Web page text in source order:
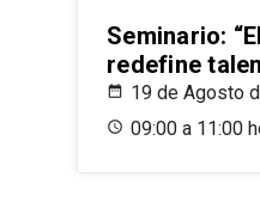
Seminario:
redefine
19 de Agosto
09:00 a 11:00